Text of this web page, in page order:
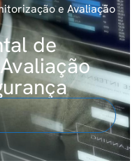
e Avaliação
de